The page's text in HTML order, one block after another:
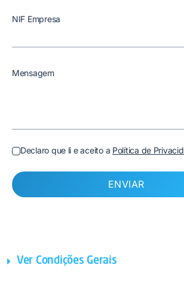
NIF Empresa
Mensagem
Declaro que li e aceito a Política de
ENVIAR
Ver Condições Gerais